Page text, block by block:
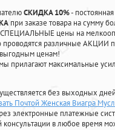
СКИДКА 10%-
при заказе товара на сумму
цены на
проводятся различные
ценам!
прилагают максимальные
без выходных
Почтой Женская Виагра
электронные платежные
консультации в любое время